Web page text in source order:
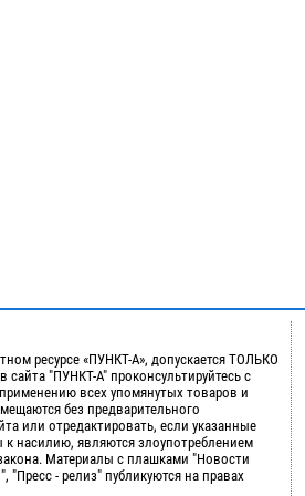
ресурсе «ПУНКТ-А», допускается ТОЛЬКО
"ПУНКТ-А" проконсультируйтесь с
всех упомянутых товаров и
без предварительного
или отредактировать, если указанные
насилию, являются злоупотреблением
Материалы с плашками "Новости
- релиз" публикуются на правах